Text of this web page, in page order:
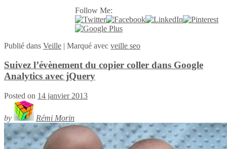
Follow Me:
Publié dans Veille | Marqué avec veille seo
Suivez l’évènement du copier coller dans Google
Analytics avec jQuery
Posted on 14 janvier 2013
by Rémi Morin